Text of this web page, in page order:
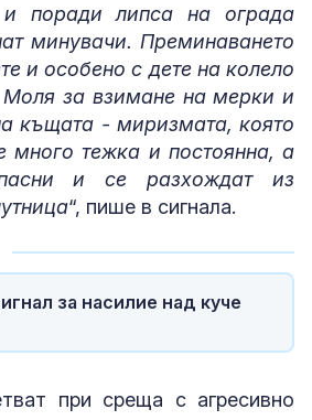
поради липса на ограда
минувачи. Преминаването
и особено с дете на колело
за взимане на мерки и
къщата - миризмата, която
много тежка и постоянна, а
и се разхождат из
“, пише в сигнала.
за насилие над куче
при среща с агресивно